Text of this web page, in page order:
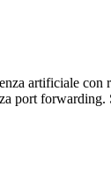
artificiale
port